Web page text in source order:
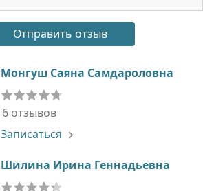
Монгуш Саяна Самдароловна
6 отзывов
Записаться
Шилина Ирина Геннадьевна